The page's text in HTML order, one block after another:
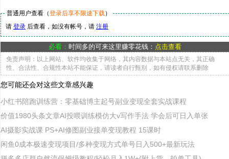
普通用户查看（登录后享不限速下载）
请 登录 后查看，如没有帐号，请 注册
必看： 时间多的可来这里赚零花钱： 点击查看
免责声明：以上网站、软件均收集于网络，其内容数据与本站点无关，其正确
性、合法性、合规性本站不能保证，请读者自行甄别，如有侵权请联系删除
您可能还会对这些文章感兴趣
小红书陪跑训练营：零基础博主起号副业变现全套实战课程
价值1980头条文章AI投喂训练模仿大v写作手法 学会后可日入单张
AI摄影实战课 PS+AI修图副业接单变现教程 15课时
闲鱼0成本极速变现项目/多种变现方式单号日入500+最新玩法